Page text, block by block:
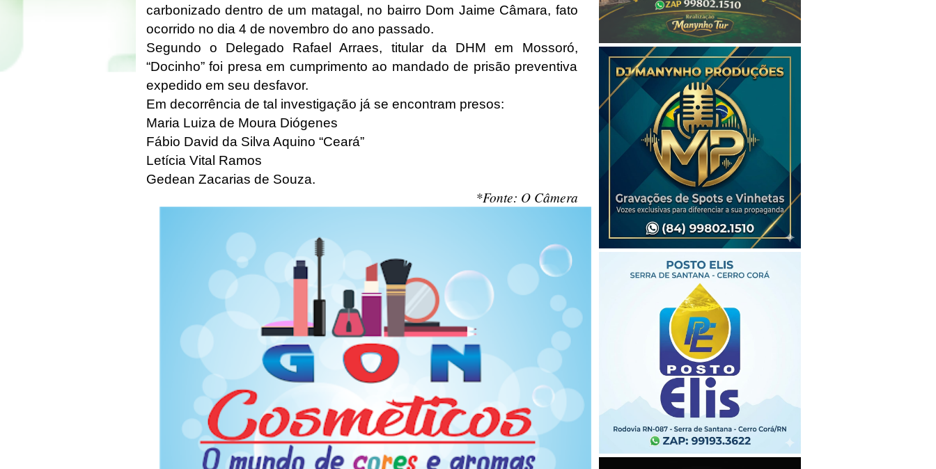
carbonizado dentro de um matagal, no bairro Dom Jaime Câmara, fato
ocorrido no dia 4 de novembro do ano passado.
Segundo o Delegado Rafael Arraes, titular da DHM em Mossoró,
“Docinho” foi presa em cumprimento ao mandado de prisão preventiva
expedido em seu desfavor.
Em decorrência de tal investigação já se encontram presos:
Maria Luiza de Moura Diógenes
Fábio David da Silva Aquino “Ceará”
Letícia Vital Ramos
Gedean Zacarias de Souza.
*Fonte: O Câmera